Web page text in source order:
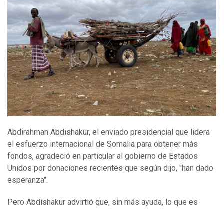
Abdirahman Abdishakur, el enviado presidencial que lidera
el esfuerzo internacional de Somalia para obtener más
fondos, agradeció en particular al gobierno de Estados
Unidos por donaciones recientes que según dijo, "han dado
esperanza".
Pero Abdishakur advirtió que, sin más ayuda, lo que es